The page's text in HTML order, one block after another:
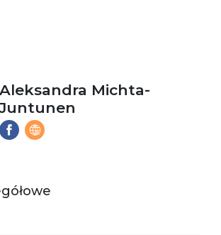
Aleksandra Michta-